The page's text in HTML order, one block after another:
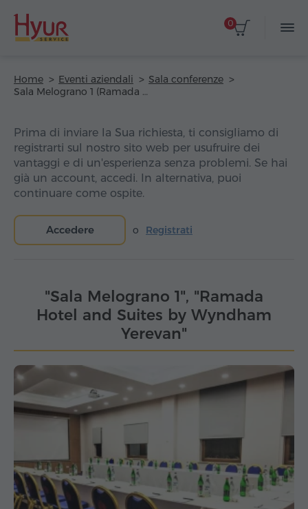
0
Home Eventi aziendali
Sala conferenze
Sala Melograno 1 (Ramada Hotel and Suites by Wyndham Yerevan)
Prima di inviare la Sua richiesta, ti consigliamo di
registrarti sul nostro sito web per usufruire dei
vantaggi e di un'esperienza senza problemi. Se hai
già un account, accedi. In alternativa, puoi
continuare come ospite.
Accedere o Registrati
"Sala Melograno 1", "Ramada
Hotel and Suites by Wyndham
Yerevan"